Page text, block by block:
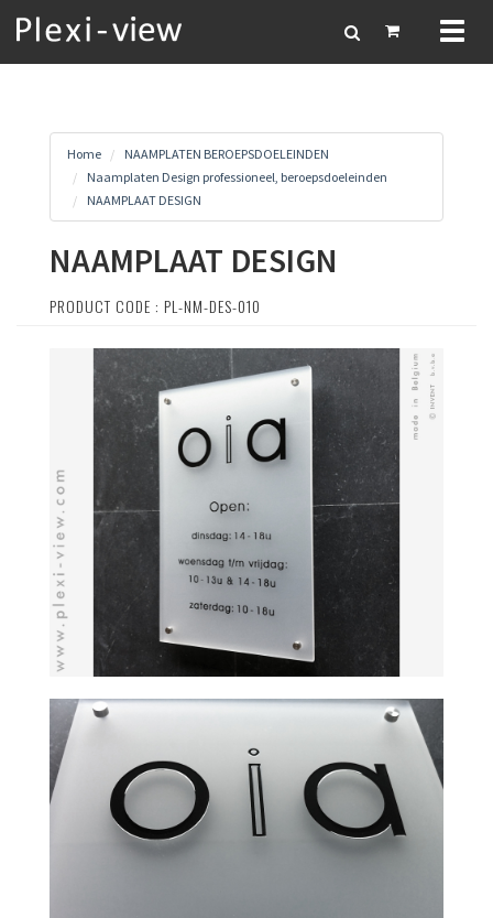
Home
NAAMPLATEN BEROEPSDOELEINDEN
Naamplaten Design professioneel, beroepsdoeleinden
NAAMPLAAT DESIGN
NAAMPLAAT DESIGN
PRODUCT CODE : PL-NM-DES-010